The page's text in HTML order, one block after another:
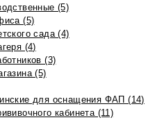
(5)
(5)
сада (4)
(4)
(3)
(5)
для оснащения ФАП (14)
кабинета (11)